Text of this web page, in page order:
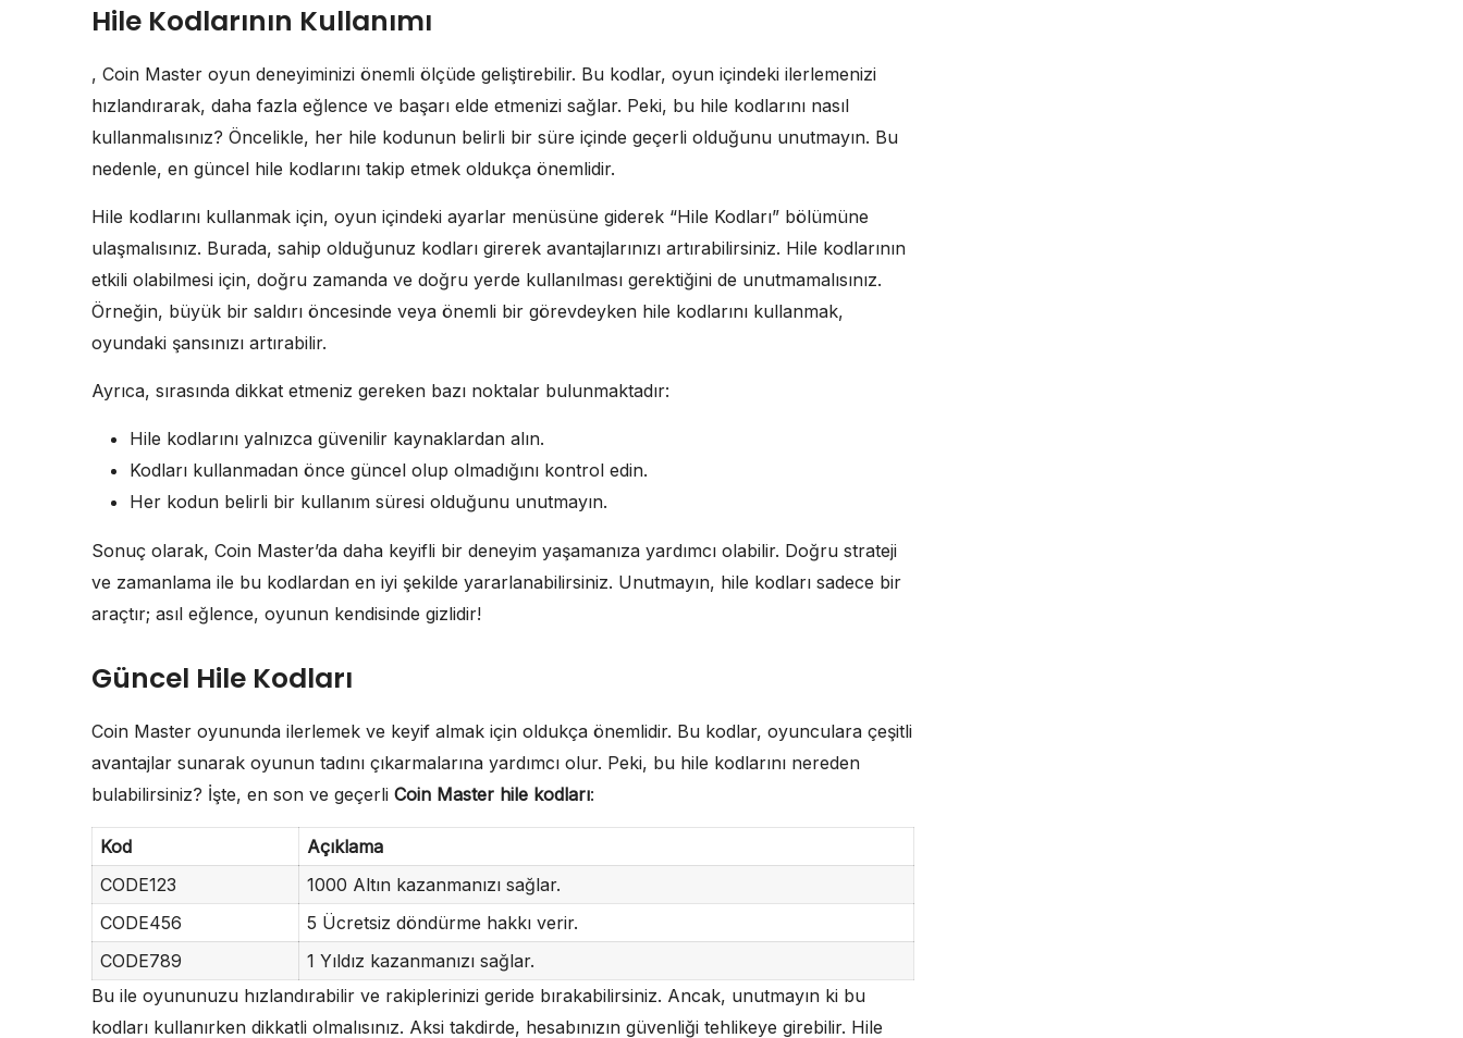
Hile Kodlarının Kullanımı
, Coin Master oyun deneyiminizi önemli ölçüde geliştirebilir. Bu kodlar, oyun içindeki ilerlemenizi
hızlandırarak, daha fazla eğlence ve başarı elde etmenizi sağlar. Peki, bu hile kodlarını nasıl
kullanmalısınız? Öncelikle, her hile kodunun belirli bir süre içinde geçerli olduğunu unutmayın. Bu
nedenle, en güncel hile kodlarını takip etmek oldukça önemlidir.
Hile kodlarını kullanmak için, oyun içindeki ayarlar menüsüne giderek “Hile Kodları” bölümüne
ulaşmalısınız. Burada, sahip olduğunuz kodları girerek avantajlarınızı artırabilirsiniz. Hile kodlarının
etkili olabilmesi için, doğru zamanda ve doğru yerde kullanılması gerektiğini de unutmamalısınız.
Örneğin, büyük bir saldırı öncesinde veya önemli bir görevdeyken hile kodlarını kullanmak,
oyundaki şansınızı artırabilir.
Ayrıca, sırasında dikkat etmeniz gereken bazı noktalar bulunmaktadır:
Hile kodlarını yalnızca güvenilir kaynaklardan alın.
Kodları kullanmadan önce güncel olup olmadığını kontrol edin.
Her kodun belirli bir kullanım süresi olduğunu unutmayın.
Sonuç olarak, Coin Master’da daha keyifli bir deneyim yaşamanıza yardımcı olabilir. Doğru strateji
ve zamanlama ile bu kodlardan en iyi şekilde yararlanabilirsiniz. Unutmayın, hile kodları sadece bir
araçtır; asıl eğlence, oyunun kendisinde gizlidir!
Güncel Hile Kodları
Coin Master oyununda ilerlemek ve keyif almak için oldukça önemlidir. Bu kodlar, oyunculara çeşitli
avantajlar sunarak oyunun tadını çıkarmalarına yardımcı olur. Peki, bu hile kodlarını nereden
bulabilirsiniz? İşte, en son ve geçerli Coin Master hile kodları:
Kod
Açıklama
CODE123
1000 Altın kazanmanızı sağlar.
CODE456
5 Ücretsiz döndürme hakkı verir.
CODE789
1 Yıldız kazanmanızı sağlar.
Bu ile oyununuzu hızlandırabilir ve rakiplerinizi geride bırakabilirsiniz. Ancak, unutmayın ki bu
kodları kullanırken dikkatli olmalısınız. Aksi takdirde, hesabınızın güvenliği tehlikeye girebilir. Hile